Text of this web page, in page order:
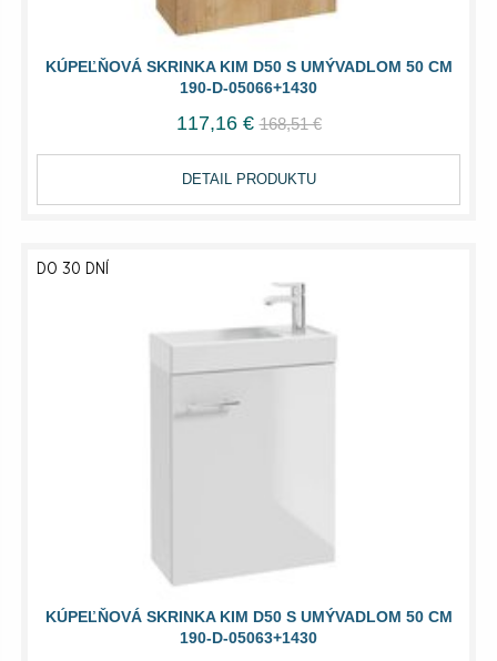
KÚPEĽŇOVÁ SKRINKA KIM D50 S UMÝVADLOM 50 CM
190-D-05066+1430
117,16 € 168,51 €
DETAIL PRODUKTU
KÚPEĽŇOVÁ SKRINKA KIM D50 S UMÝVADLOM 50 CM
190-D-05063+1430
DO 30 DNÍ